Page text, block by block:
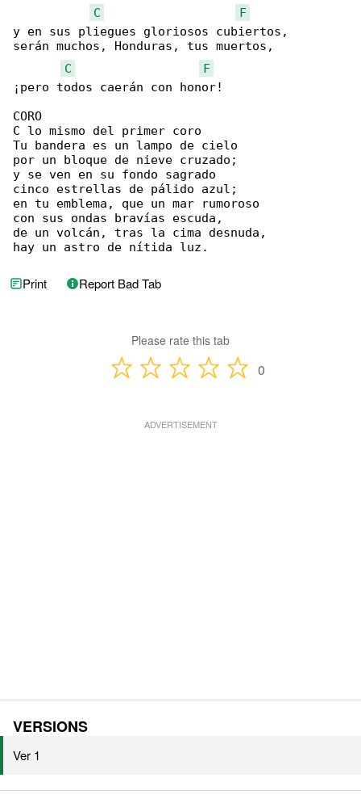
C
F
y en sus pliegues gloriosos cubiertos,
serán muchos, Honduras, tus muertos,
C
F
¡pero todos caerán con honor!
CORO
C lo mismo del primer coro
Tu bandera es un lampo de cielo
por un bloque de nieve cruzado;
y se ven en su fondo sagrado
cinco estrellas de pálido azul;
en tu emblema, que un mar rumoroso
con sus ondas bravías escuda,
de un volcán, tras la cima desnuda,
hay un astro de nítida luz.
Print Report Bad Tab
Please rate this tab
0
VERSIONS
Ver 1